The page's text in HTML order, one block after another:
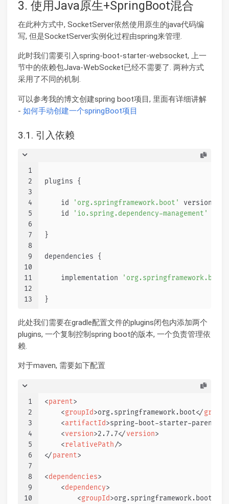
3. 使用Java原生+SpringBoot混合
在此种方式中, SocketServer依然使用原生的java代码编
写, 但是SocketServer实例化过程由spring来管理.
此时我们需要引入spring-boot-starter-websocket, 上一
节中的依赖包Java-WebSocket已经不需要了. 两种方式
采用了不同的机制.
可以参考我的博文创建spring boot项目, 里面有详细讲解
- 如何手动创建一个springBoot项目
3.1. 引入依赖
1
2
3
4
5
6
7
8
9
10
11
12
13
plugins {
    id
'org.springframework.boot' version
    id
'io.spring.dependency-management'
}
dependencies {
    implementation
}
此处我们需要在gradle配置文件的plugins闭包内添加两个
plugins, 一个复制控制spring boot的版本, 一个负责管理依
赖.
对于maven, 需要如下配置
1
2
3
4
5
6
7
8
9
10
<parent>
<groupId>org.springframework.boot</
<artifactId>spring-boot-starter-parent
<version>2.7.7</version>
<relativePath/>
</parent>
<dependencies>
<dependency>
<groupId>org.springframework.boot